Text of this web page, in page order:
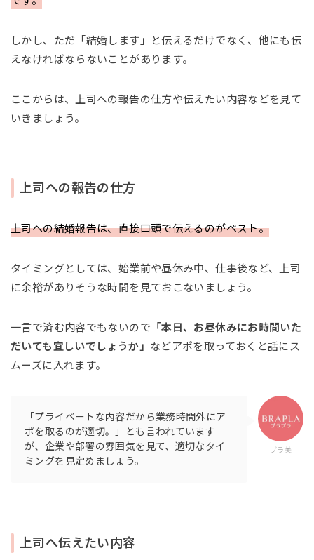
しかし、ただ「結婚します」と伝えるだけでなく、他にも伝
えなければならないことがあります。
ここからは、上司への報告の仕方や伝えたい内容などを見て
いきましょう。
上司への報告の仕方
上司への結婚報告は、直接口頭で伝えるのがベスト。
タイミングとしては、始業前や昼休み中、仕事後など、上司
に余裕がありそうな時間を見ておこないましょう。
一言で済む内容でもないので 「本日、お昼休みにお時間いた
だいても宜しいでしょうか」
などアポを取っておくと話にス
ムーズに入れます。
ブラ美
「プライベートな内容だから業務時間外にア
ポを取るのが適切。」とも言われています
が、企業や部署の雰囲気を見て、適切なタイ
ミングを見定めましょう。
上司へ伝えたい内容